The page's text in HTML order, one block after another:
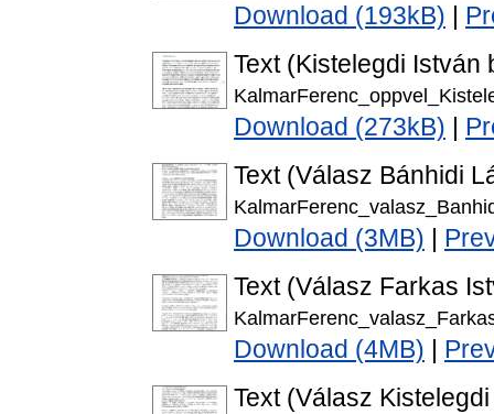
Download (193kB)
Text (Kistelegdi István
Download (273kB)
Text (Válasz Bánhidi
Download (3MB)
Text (Válasz Farkas
Download (4MB)
Text (Válasz